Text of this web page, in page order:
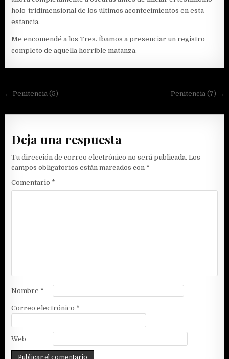
holo-tridimensional de los últimos acontecimientos en esta
estancia.
Me encomendé a los Tres. Íbamos a presenciar un registro
completo de aquella horrible matanza.
Navegación
de
← Penitencia (5) Penitencia (7) →
Deja una respuesta
Tu dirección de correo electrónico no será publicada. Los
campos obligatorios están marcados con *
Comentario *
Nombre *
Correo electrónico *
Web